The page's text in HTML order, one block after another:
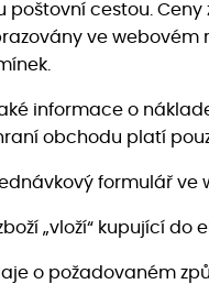
cestou.
ve
informace o
obchodu platí
formulář
„vloží“ kupující
o požadovaném